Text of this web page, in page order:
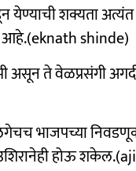
येण्याची शक्यता
shinde)
असून ते वेळप्रसंगी
भाजपच्या
होऊ